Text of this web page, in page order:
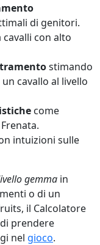
di genitori.
con alto
stimando
cavallo al livello
come
intuizioni sulle
gemma in
o di un
il Calcolatore
prendere
nel gioco.